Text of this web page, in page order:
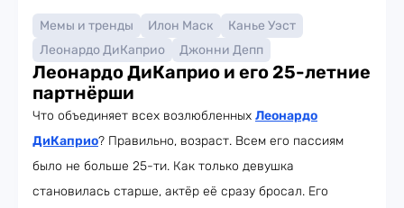
Мемы и тренды Илон Маск
Канье Уэст
Леонардо ДиКаприо
Джонни Депп
Леонардо ДиКаприо и его 25-летние
партнёрши
Что объединяет всех возлюбленных Леонардо
ДиКаприо? Правильно, возраст. Всем его пассиям
было не больше 25-ти. Как только девушка
становилась старше, актёр её сразу бросал. Его